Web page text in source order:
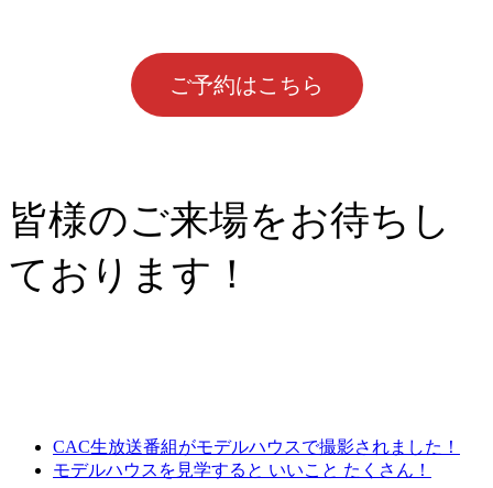
ご予約はこちら
皆様のご来場をお待ちし
ております！
CAC生放送番組がモデルハウスで撮影されました！
モデルハウスを見学すると いいこと たくさん！